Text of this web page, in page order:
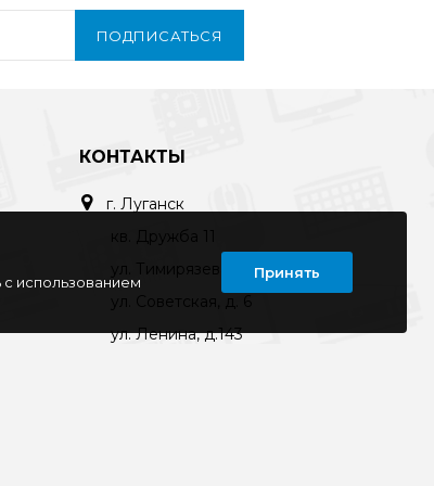
ПОДПИСАТЬСЯ
КОНТАКТЫ
г. Луганск
кв. Дружба 11
ул. Тимирязева, 11а
ул. Советская, д. 6
ул. Ленина, д.143
использованием
Принять